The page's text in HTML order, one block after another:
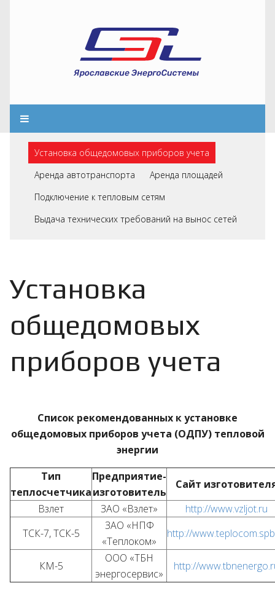
Установка общедомовых приборов учета
Аренда автотранспорта
Аренда площадей
Подключение к тепловым сетям
Выдача технических требований на вынос сетей
Установка
общедомовых
приборов учета
Список рекомендованных к установке
общедомовых приборов учета (ОДПУ) тепловой
энергии
Тип
теплосчетчика
Предприятие-
изготовитель
Сайт
Взлет
ЗАО «Взлет»
http://www.vzljot.ru
ТСК-7, ТСК-5
ЗАО «НПФ
«Теплоком»
http://
КМ-5
ООО «ТБН
энергосервис»
http://